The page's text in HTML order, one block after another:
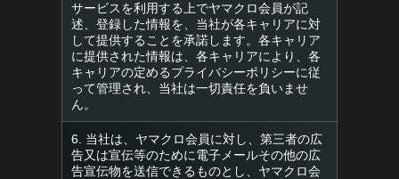
サービスを利用する上でヤマクロ会員が記
述、登録した情報を、当社が各キャリアに対
して提供することを承諾します。各キャリア
に提供された情報は、各キャリアにより、各
キャリアの定めるプライバシーポリシーに従
って管理され、当社は一切責任を負いませ
ん。
6. 当社は、ヤマクロ会員に対し、第三者の広
告又は宣伝等のために電子メールその他の広
告宣伝物を送信できるものとし、ヤマクロ会